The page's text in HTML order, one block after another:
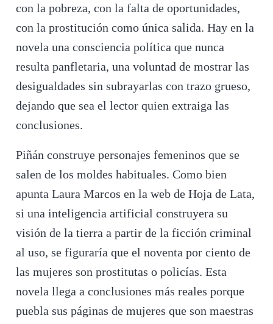
con la pobreza, con la falta de oportunidades,
con la prostitución como única salida. Hay en la
novela una consciencia política que nunca
resulta panfletaria, una voluntad de mostrar las
desigualdades sin subrayarlas con trazo grueso,
dejando que sea el lector quien extraiga las
conclusiones.
Piñán construye personajes femeninos que se
salen de los moldes habituales. Como bien
apunta Laura Marcos en la web de Hoja de Lata,
si una inteligencia artificial construyera su
visión de la tierra a partir de la ficción criminal
al uso, se figuraría que el noventa por ciento de
las mujeres son prostitutas o policías. Esta
novela llega a conclusiones más reales porque
puebla sus páginas de mujeres que son maestras